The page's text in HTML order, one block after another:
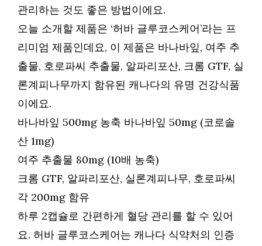
관리하는 것도 좋은 방법이에요.
오늘 소개할 제품은 ‘허바 글루코스케어’라는 프
리미엄 제품인데요, 이 제품은 바나바잎, 여주 추
출물, 호로파씨 추출물, 알파리포산, 크롬 GTF, 실
론계피나무까지 함유된 캐나다의 유명 건강식품
이에요.
바나바잎 500mg 농축 바나바잎 50mg (코로솔
산 1mg)
여주 추출물 80mg (10배 농축)
크롬 GTF, 알파리포산, 실론계피나무, 호로파씨
각 200mg 함유
하루 2캡슐로 간편하게 혈당 관리를 할 수 있어
요. 허바 글루코스케어는 캐나다 식약처의 인증